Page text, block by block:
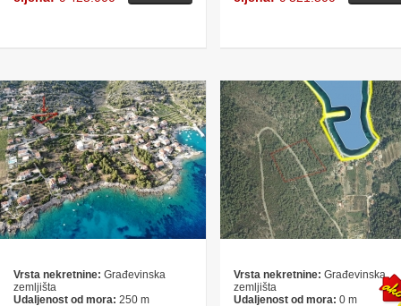
Vrsta nekretnine: Građevinska
zemljišta
Udaljenost od mora: 250 m
Vrsta nekretnine: Građevinska
zemljišta
Udaljenost od mora: 0 m